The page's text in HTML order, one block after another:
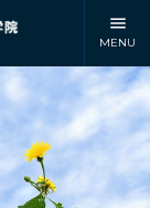
MENU